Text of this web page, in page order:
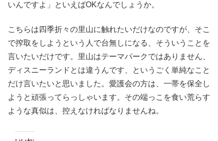
いんですよ」といえばOKなんでしょうか。
こちらは四季折々の里山に触れたいだけなのですが、そこ
で搾取をしようという人で台無しになる、そういうことを
言いたいだけです。里山はテーマパークではありません、
ディスニーランドとは違うんです、というごく単純なこと
だけ言いたいと思いました。愛護会の方は、一帯を保全し
ようと頑張ってらっしゃいます。その端っこを食い荒らす
ような真似は、控えなければなりませんね。